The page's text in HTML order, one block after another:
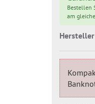
Bestellen
am